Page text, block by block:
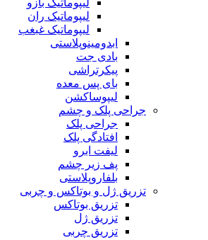
لیپوماتیک ران
لیپوماتیک غبغب
ابدومینوپلاستی
بادی‌ جت
پیکرتراشی
بای پس معده
لیپوساکشن
جراحی پلک و چشم
جراحی پلک
افتادگی پلک
لیفت ابرو
پف زیر چشم
بلفاروپلاستی
تزریق ژل و بوتاکس و چربی
تزریق بوتاکس
تزریق ژل
تزریق چربی